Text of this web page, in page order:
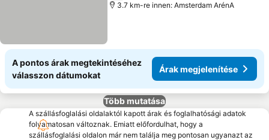
3.7 km-re innen: Amsterdam ArénA
A pontos árak megtekintéséhez
válasszon dátumokat
Árak megjelenítése
Több mutatása
A szállásfoglalási oldalaktól kapott árak és foglalhatósági adatok
folyamatosan változnak. Emiatt előfordulhat, hogy a
szállásfoglalási oldalon már nem találja meg pontosan ugyanazt az